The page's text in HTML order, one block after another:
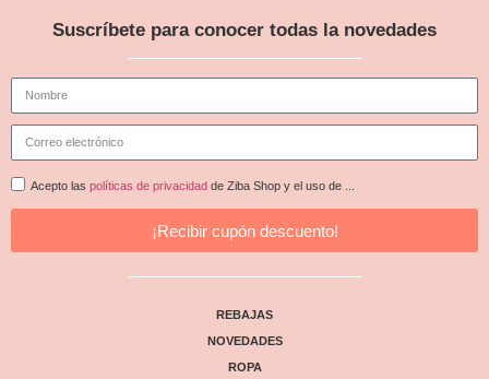
Suscríbete para conocer todas la novedades
Acepto las políticas de privacidad de Ziba Shop y el uso de ...
¡Recibir cupón descuento!
REBAJAS
NOVEDADES
ROPA